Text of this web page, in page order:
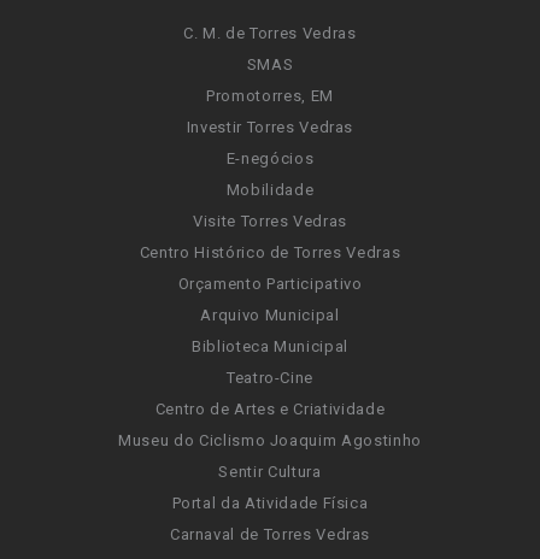
C. M. de Torres Vedras
SMAS
Promotorres, EM
Investir Torres Vedras
E-negócios
Mobilidade
Visite Torres Vedras
Centro Histórico de Torres Vedras
Orçamento Participativo
Arquivo Municipal
Biblioteca Municipal
Teatro-Cine
Centro de Artes e Criatividade
Museu do Ciclismo Joaquim Agostinho
Sentir Cultura
Portal da Atividade Física
Carnaval de Torres Vedras